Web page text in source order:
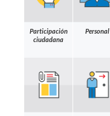
Participación
ciudadana
Personal